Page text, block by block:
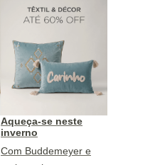
Aqueça-se neste
inverno
Com Buddemeyer e